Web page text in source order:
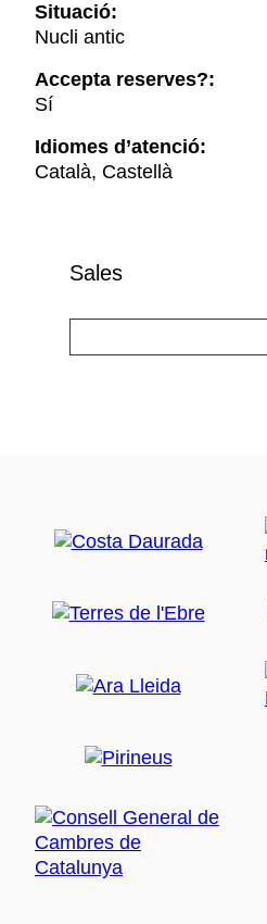
Situació:
Nucli antic
Accepta reserves?:
Sí
Idiomes d’atenció:
Català, Castellà
Sales